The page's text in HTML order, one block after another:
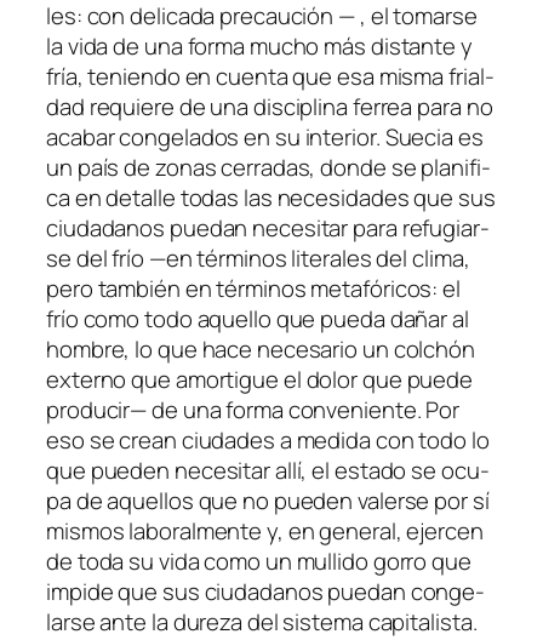
les: con de­li­ca­da pre­cau­ción — , el to­mar­se
la vi­da de una for­ma mu­cho más dis­tan­te y
fría, te­nien­do en cuen­ta que esa mis­ma frial­
dad re­quie­re de una dis­ci­pli­na fe­rrea pa­ra no
aca­bar con­ge­la­dos en su in­te­rior.Sueciaes
un país de zo­nas ce­rra­das, don­de se pla­ni­fi­
ca en de­ta­lle to­das las ne­ce­si­da­des que sus
ciu­da­da­nos pue­dan ne­ce­si­tar pa­ra re­fu­giar­
se del frío —en tér­mi­nos li­te­ra­les del cli­ma,
pe­ro tam­bién en tér­mi­nos me­ta­fó­ri­cos: el
frío co­mo to­do aque­llo que pue­da da­ñar al
hom­bre, lo que ha­ce ne­ce­sa­rio un col­chón
ex­ternoque amor­ti­gue el do­lor que pue­de
pro­du­cir— de una for­ma con­ve­nien­te. Por
eso se crean ciu­da­des a me­di­da con to­do lo
que pue­den ne­ce­si­tar allí, el es­ta­do se ocu­
pa de aque­llos que no pue­den va­ler­se por sí
mis­mos la­bo­ral­men­te y, en ge­ne­ral, ejer­cen
de to­da su vi­da co­mo un mu­lli­do go­rro que
im­pi­de que sus ciu­da­da­nos pue­dan con­ge­
lar­se an­te la du­re­za del sis­te­ma capitalista.